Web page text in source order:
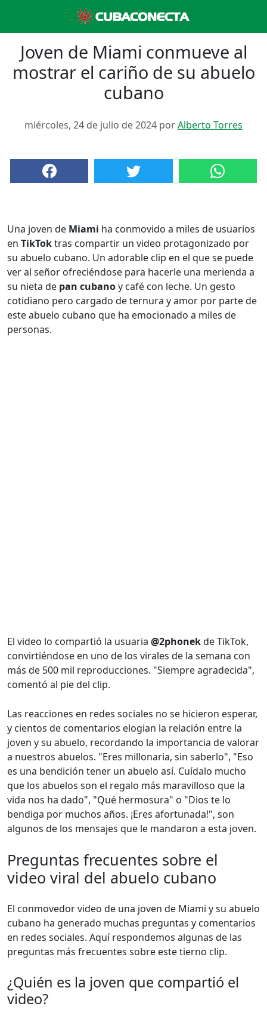
Joven de Miami conmueve al
mostrar el cariño de su abuelo
cubano
miércoles, 24 de julio de 2024 porAlberto Torres
Una joven de Miami ha conmovido a miles de usuarios
en TikToktras compartir un video protagonizado por
su abuelo cubano. Un adorable clip en el que se puede
ver al señor ofreciéndose para hacerle una merienda a
su nieta de pan cubanoy café con leche. Un gesto
cotidiano pero cargado de ternura y amor por parte de
este abuelo cubano que ha emocionado a miles de
personas.
El video lo compartió la usuaria @2phonekde TikTok,
convirtiéndose en uno de los virales de la semana con
más de 500 mil reproducciones. "Siempre agradecida",
comentó al pie del clip.
Las reacciones en redes sociales no se hicieron esperar,
y cientos de comentarios elogian la relación entre la
joven y su abuelo, recordando la importancia de valorar
a nuestros abuelos. "Eres millonaria, sin saberlo", "Eso
es una bendición tener un abuelo así. Cuídalo mucho
que los abuelos son el regalo más maravilloso que la
vida nos ha dado", "Qué hermosura" o "Dios te lo
bendiga por muchos años. ¡Eres afortunada!", son
algunos de los mensajes que le mandaron a esta joven.
Preguntas frecuentes sobre el
video viral del abuelo cubano
El conmovedor video de una joven de Miami y su abuelo
cubano ha generado muchas preguntas y comentarios
en redes sociales. Aquí respondemos algunas de las
preguntas más frecuentes sobre este tierno clip.
¿Quién es la joven que compartió el
video?